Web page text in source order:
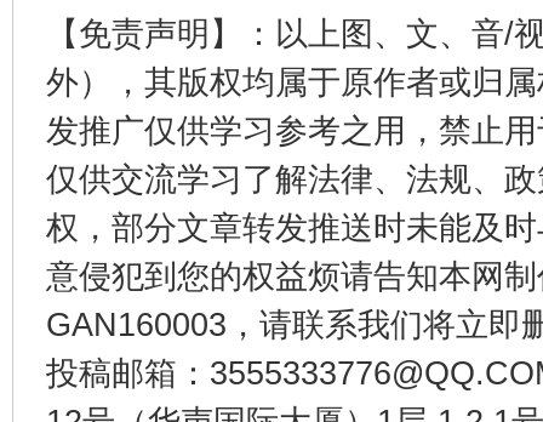
【免责声明】：以上图、文、音/
外），其版权均属于原作者或归
发推广仅供学习参考之用，禁止
仅供交流学习了解法律、法规、
权，部分文章转发推送时未能及
意侵犯到您的权益烦请告知本网
GAN160003，请联系我们将立即
投稿邮箱：